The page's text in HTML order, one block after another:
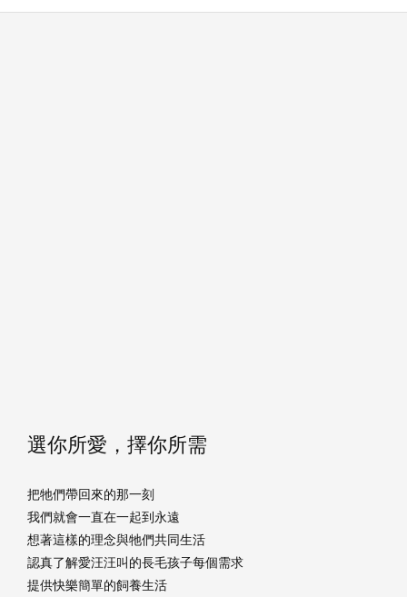
選你所愛，擇你所需
把牠們帶回來的那一刻
我們就會一直在一起到永遠
想著這樣的理念與牠們共同生活
認真了解愛汪汪叫的長毛孩子每個需求
提供快樂簡單的飼養生活